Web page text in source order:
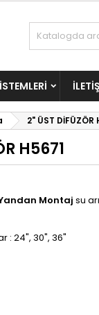
2" ÜST DİFÜZÖR
H5671
Montaj su
: 24", 30", 36"